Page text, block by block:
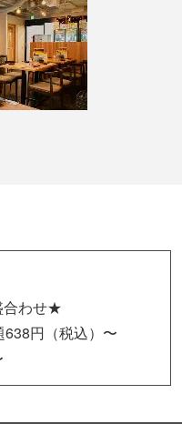
合わせ★
円（税込）〜